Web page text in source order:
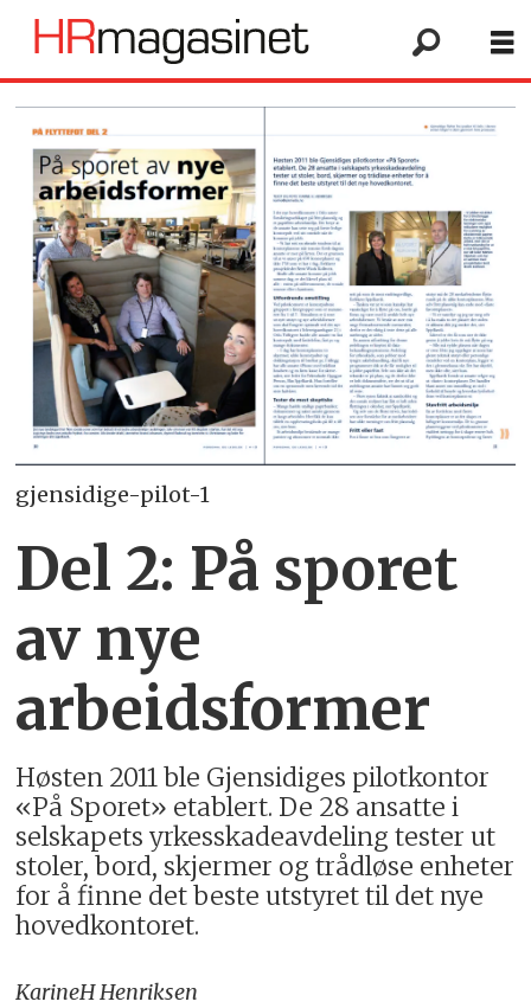
gjensidige-pilot-1
Del 2: På sporet
av nye
arbeidsformer
Høsten 2011 ble Gjensidiges pilotkontor
«På Sporet» etablert. De 28 ansatte i
selskapets yrkesskadeavdeling tester ut
stoler, bord, skjermer og trådløse enheter
for å finne det beste utstyret til det nye
hovedkontoret.
KarineH Henriksen